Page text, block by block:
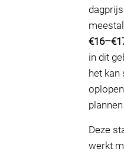
in dit
het kan
Deze
werkt